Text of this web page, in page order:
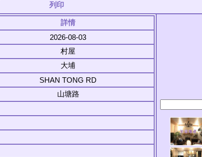
列印
詳情
2026-08-03
村屋
大埔
SHAN TONG RD
山塘路